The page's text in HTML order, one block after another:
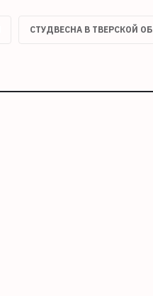
СТУДВЕСНА В ТВЕРСКОЙ